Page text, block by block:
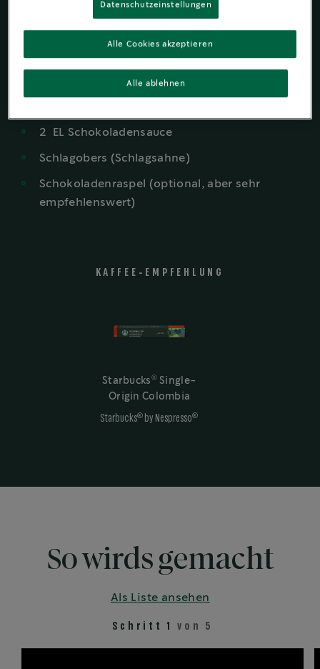
- 1 Portionen +
WAS DU BENÖTIGST
Espresso-Shot
2 EL Schokoladensauce
Schlagobers (Schlagsahne)
Schokoladenraspel
(optional, aber sehr
empfehlenswert)
KAFFEE-EMPFEHLUNG
Starbucks ® Single-
Origin Colombia
Starbucks® by Nespresso®
So wirds gemacht
Als Liste ansehen
Schritt 1 von 5
Datenschutzeinstellungen
Alle ablehnen
Alle Cookies akzeptieren